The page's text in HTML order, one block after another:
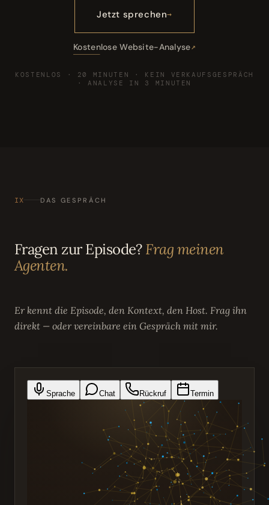
Jetzt sprechen
Kostenlose Website-Analyse
KOSTENLOS · 20 MINUTEN · KEIN VERKAUFSGESPRÄCH
· ANALYSE IN 3 MINUTEN
IX DAS GESPRÄCH
Fragen zur Episode?Frag meinen
Agenten.
Er kennt die Episode, den Kontext, den Host. Frag ihn
direkt — oder vereinbare ein Gespräch mit mir.
Sprache Chat Rückruf Termin